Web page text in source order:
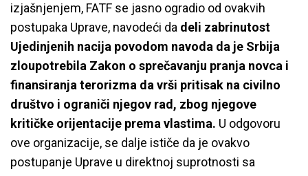
izjašnjenjem, FATF se jasno ogradio od ovakvih
postupaka Uprave, navodeći da deli zabrinutost
Ujedinjenih nacija povodom navoda da je Srbija
zloupotrebila Zakon o sprečavanju pranja novca i
finansiranja terorizma da vrši pritisak na civilno
društvo i ograniči njegov rad, zbog njegove
kritičke orijentacije prema vlastima. U odgovoru
ove organizacije, se dalje ističe da je ovakvo
postupanje Uprave u direktnoj suprotnosti sa